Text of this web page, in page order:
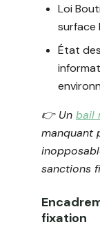
Loi
surface
État
👉️ Un bail
manquant
sanctions
fixation